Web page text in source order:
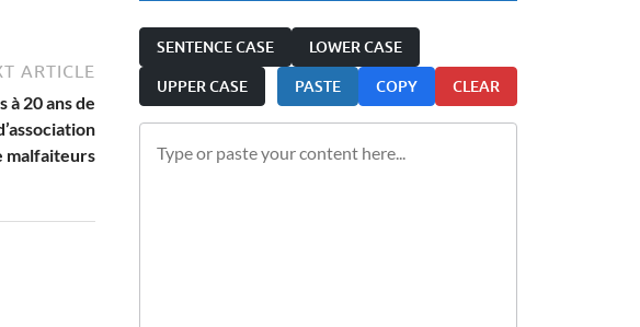
ARTICLE
à 20 ans de
malfaiteurs
SENTENCE CASE LOWER CASE
UPPER CASE PASTE COPY CLEAR